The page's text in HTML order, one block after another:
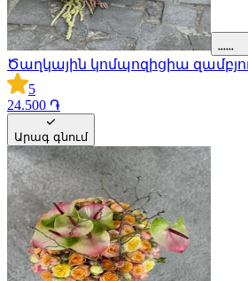
Ծաղկային կոմպոզիցիա
5
24.500 ֏
Արագ գնում